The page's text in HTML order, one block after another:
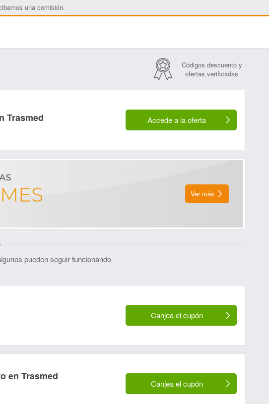
una comisión.
Códigos descuento y
ofertas verificadas
Trasmed Accede a la oferta
Ver más
pueden seguir funcionando
Canjea el cupón
en Trasmed
Canjea el cupón